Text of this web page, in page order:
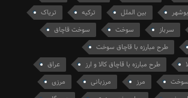
بوشهر بین الملل ترکیه
تریاک
سرباز سوخت
سوخت قاچاق
طرح مبارزه با قاچاق سوخت
طرح مبارزه با قاچاق کالا و ارز
عراق
سوخت مرز مرزبانی
مرزی